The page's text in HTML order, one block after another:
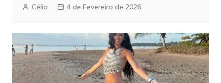
Célio 4 de Fevereiro de 2026